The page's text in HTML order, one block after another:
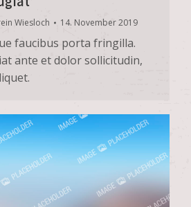
Wiesloch 14. November 2019
faucibus porta fringilla.
ante et dolor sollicitudin,